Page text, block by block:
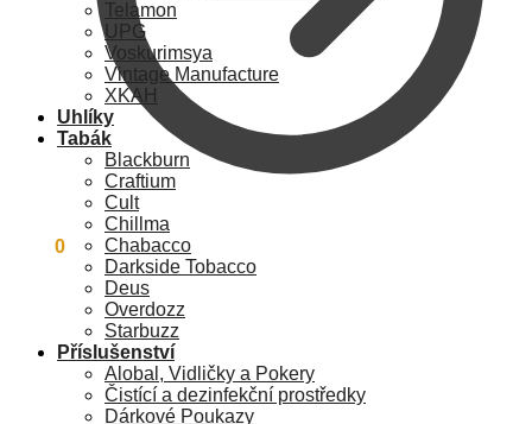
0
Telamon
UPG
Voskurimsya
Vintage Manufacture
XKAH
Uhlíky
Tabák
Blackburn
Craftium
Cult
Chillma
Chabacco
Darkside Tobacco
Deus
Overdozz
Starbuzz
Příslušenství
Alobal, Vidličky a Pokery
Čistící a dezinfekční prostředky
Dárkové Poukazy